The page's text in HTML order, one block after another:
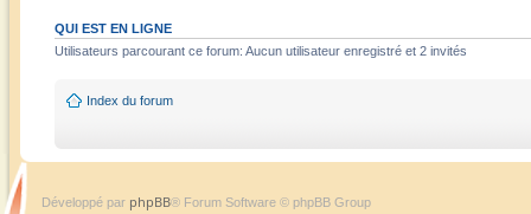
QUI EST EN LIGNE
Utilisateurs parcourant ce forum: Aucun utilisateur enregistré et 2 invités
Index du forum
Développé par phpBB® Forum Software © phpBB Group